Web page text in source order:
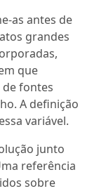
as antes de
grandes
que
fontes
A definição
variável.
junto
referência
sobre